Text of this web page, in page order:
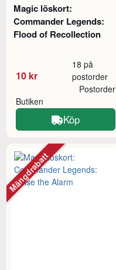
Magic löskort:
Commander Legends:
Flood of Recollection
10 kr
18 på
postorder
Butiken
Postorder
Köp
Mängdrabatt